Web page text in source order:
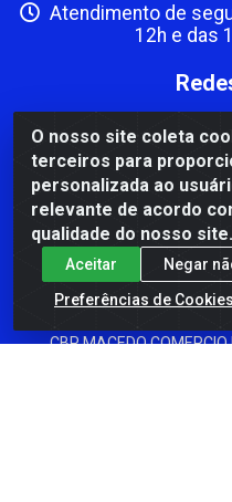
O nosso site coleta
terceiros para
personalizada ao
relevante de acordo
qualidade do nosso site.
Aceitar
Negar
Preferências de Cookies
Atendimento de
12h e das
Formas
CBP MACEDO